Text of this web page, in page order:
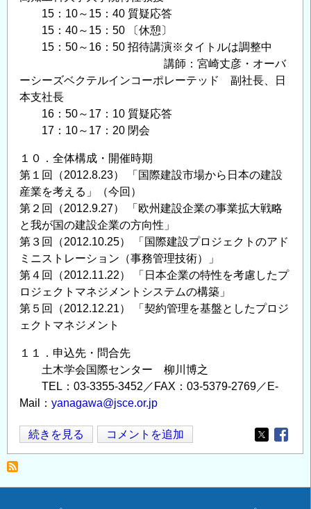
15：10～15：40 質疑応答
15：40～15：50 〔休憩〕
15：50～16：50 招待講演※タイトルは調整中
講師：宮崎丈彦・オーバ
ーシーズベクテルインコーポレーテッド 副社長、日
本支社長
16：50～17：10 質疑応答
17：10～17：20 閉会
１０．全体構成・開催時期
第１回（2012.8.23） 「国際建設市場から日本の建設
産業を考える」（今回）
第２回（2012.9.27） 「欧州建設企業の事業拡大戦略
と我が国の建設企業の方向性」
第３回（2012.10.25） 「国際建設プロジェクトのアド
ミニストレーション（事務管理技術）」
第４回（2012.11.22） 「日本企業の特性を考慮したプ
ロジェクトマネジメントシステムの構築」
第５回（2012.12.21） 「契約管理を基盤としたプロジ
ェクトマネジメント
１１．申込先・問合先
土木学会国際センター 柳川博之
TEL：03-3355-3452／FAX：03-5379-2769／E-
Mail： yanagawa@jsce.or.jp
国
際
設
続きを見る コメントを追加
Opens in